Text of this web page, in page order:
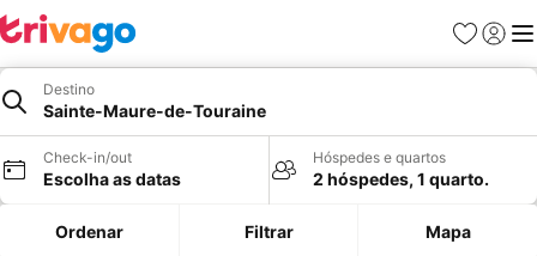
Favoritos
Iniciar
Destino
Sainte-Maure-de-Touraine
Check-in/out
Escolha as datas
Hóspedes e quartos
2 hóspedes, 1 quarto.
Ordenar Filtrar Mapa